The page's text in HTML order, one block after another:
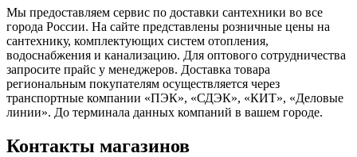
Мы предоставляем сервис по доставки сантехники во все
города России. На сайте представлены розничные цены на
сантехнику, комплектующих систем отопления,
водоснабжения и канализацию. Для оптового сотрудничества
запросите прайс у менеджеров. Доставка товара
региональным покупателям осуществляется через
транспортные компании «ПЭК», «СДЭК», «КИТ», «Деловые
линии». До терминала данных компаний в вашем городе.
Контакты магазинов